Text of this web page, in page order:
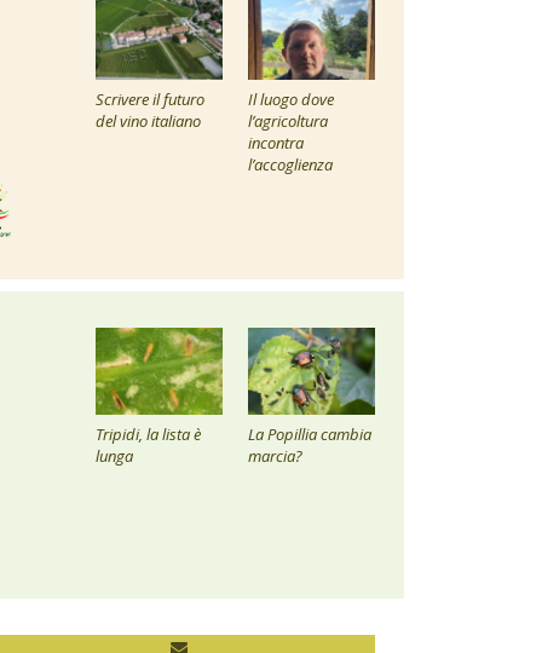
Scrivere il futuro
del vino italiano
Il luogo dove
l’agricoltura
incontra
l’accoglienza
Tripidi, la lista è
lunga
La Popillia cambia
marcia?